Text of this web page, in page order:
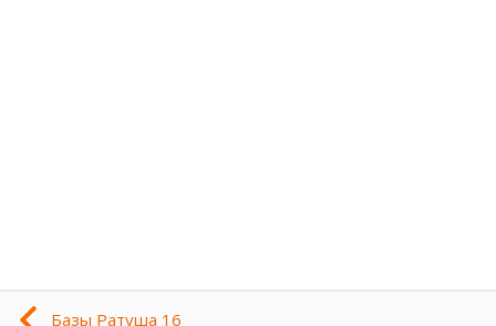
Базы Ратуша 16